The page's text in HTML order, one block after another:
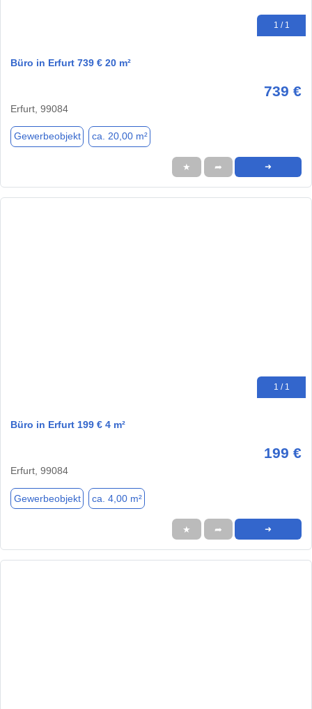
1 / 1
Büro in Erfurt 739 € 20 m²
739 €
Erfurt, 99084
Gewerbeobjekt ca. 20,00 m²
★ ➦ ➜
1 / 1
Büro in Erfurt 199 € 4 m²
199 €
Erfurt, 99084
Gewerbeobjekt ca. 4,00 m²
★ ➦ ➜